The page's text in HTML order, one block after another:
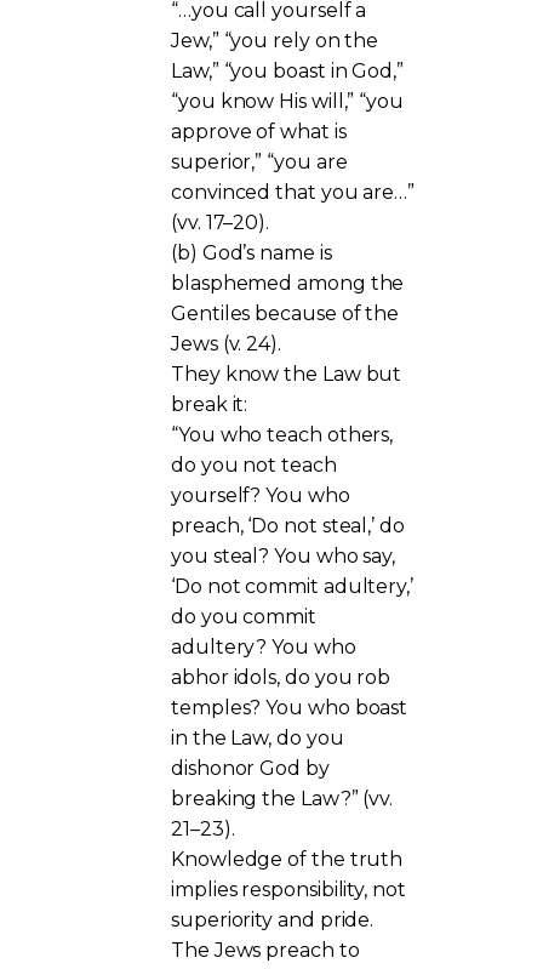
“…you call yourself a
Jew,” “you rely on the
Law,” “you boast in God,”
“you know His will,” “you
approve of what is
superior,” “you are
convinced that you are…”
(vv. 17–20).
(b) God’s name is
blasphemed among the
Gentiles because of the
Jews (v. 24).
They know the Law but
break it:
“You who teach others,
do you not teach
yourself? You who
preach, ‘Do not steal,’ do
you steal? You who say,
‘Do not commit adultery,’
do you commit
adultery? You who
abhor idols, do you rob
temples? You who boast
in the Law, do you
dishonor God by
breaking the Law?” (vv.
21–23).
Knowledge of the truth
implies responsibility, not
superiority and pride.
The Jews preach to